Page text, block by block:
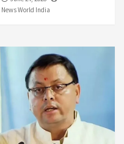
News World India